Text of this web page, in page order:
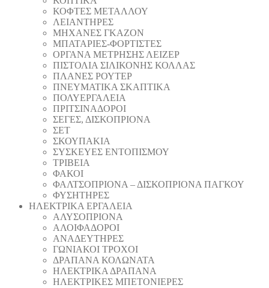
ΚΟΦΤΕΣ ΜΕΤΑΛΛΟΥ
ΛΕΙΑΝΤΗΡEΣ
ΜΗΧΑΝΕΣ ΓΚΑΖΟΝ
ΜΠΑΤΑΡΙΕΣ-ΦΟΡΤΙΣΤΕΣ
ΟΡΓΑΝΑ ΜΕΤΡΗΣΗΣ ΛΕΙΖΕΡ
ΠΙΣΤΟΛΙA ΣΙΛΙΚΟΝΗΣ ΚΟΛΛΑΣ
ΠΛΑΝΕΣ ΡΟΥΤΕΡ
ΠΝΕΥΜΑΤΙΚΑ ΣΚΑΠΤΙΚΑ
ΠΟΛΥΕΡΓΑΛΕΙΑ
ΠΡΙΤΣΙΝΑΔΟΡΟΙ
ΣΕΓΕΣ, ΔΙΣΚΟΠΡΙΟΝΑ
ΣΕΤ
ΣΚΟΥΠΑΚΙΑ
ΣΥΣΚΕΥΕΣ ΕΝΤΟΠΙΣΜΟΥ
ΤΡΙΒΕΙΑ
ΦΑΚΟΙ
ΦΑΛΤΣΟΠΡΙΟΝΑ – ΔΙΣΚΟΠΡΙΟΝΑ ΠΑΓΚΟΥ
ΦΥΣΗΤΗΡΕΣ
ΗΛΕΚΤΡΙΚΑ ΕΡΓΑΛΕΙΑ
AΛΥΣΟΠΡΙΟΝΑ
ΑΛΟΙΦΑΔOΡΟI
ΑΝΑΔΕΥΤΗΡΕΣ
ΓΩΝΙΑΚΟΙ ΤΡΟΧΟΙ
ΔΡΑΠΑΝΑ ΚΟΛΩΝΑΤΑ
ΗΛΕΚΤΡΙΚΑ ΔΡΑΠΑΝΑ
ΗΛΕΚΤΡΙΚΕΣ ΜΠΕΤΟΝΙΕΡΕΣ